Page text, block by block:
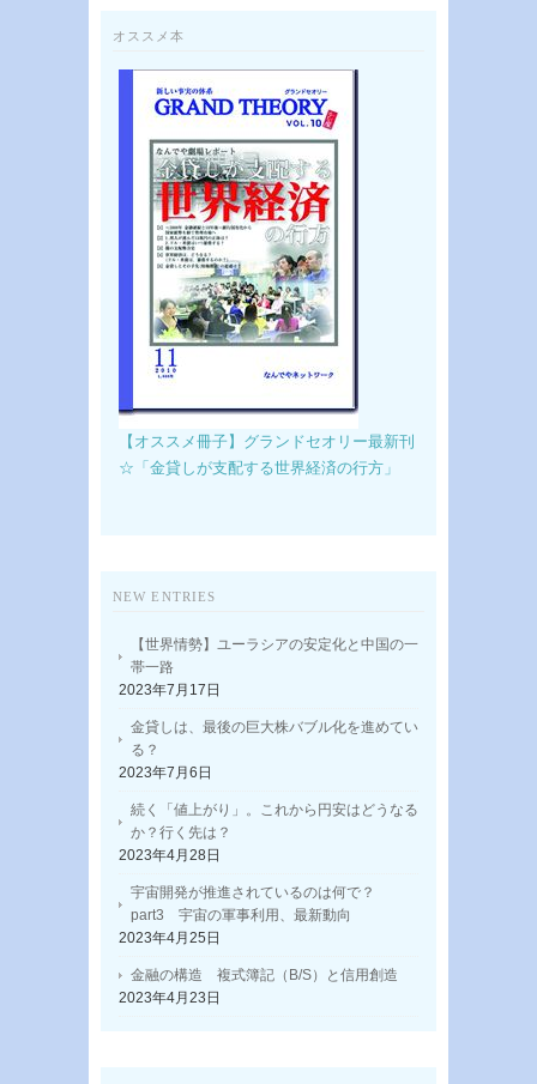
オススメ本
【オススメ冊子】グランドセオリー最新刊
☆「金貸しが支配する世界経済の行方」
NEW ENTRIES
【世界情勢】ユーラシアの安定化と中国の一
帯一路
2023年7月17日
金貸しは、最後の巨大株バブル化を進めてい
る？
2023年7月6日
続く「値上がり」。これから円安はどうなる
か？行く先は？
2023年4月28日
宇宙開発が推進されているのは何で？
part3 宇宙の軍事利用、最新動向
2023年4月25日
金融の構造 複式簿記（B/S）と信用創造
2023年4月23日